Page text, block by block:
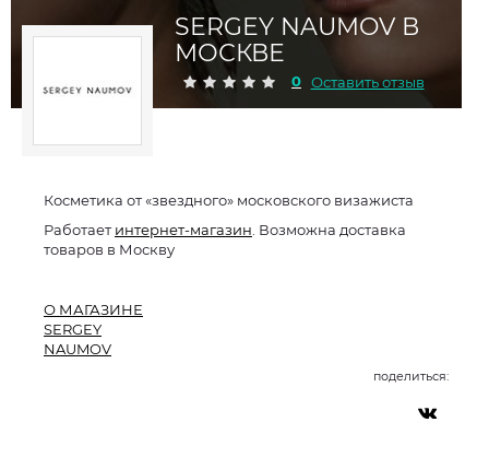
SERGEY NAUMOV В
МОСКВЕ
0 Оставить отзыв
Косметика от «звездного» московского визажиста
Работаетинтернет-магазин . Возможна доставка
товаров в Москву
О МАГАЗИНЕ
SERGEY
NAUMOV
поделиться: